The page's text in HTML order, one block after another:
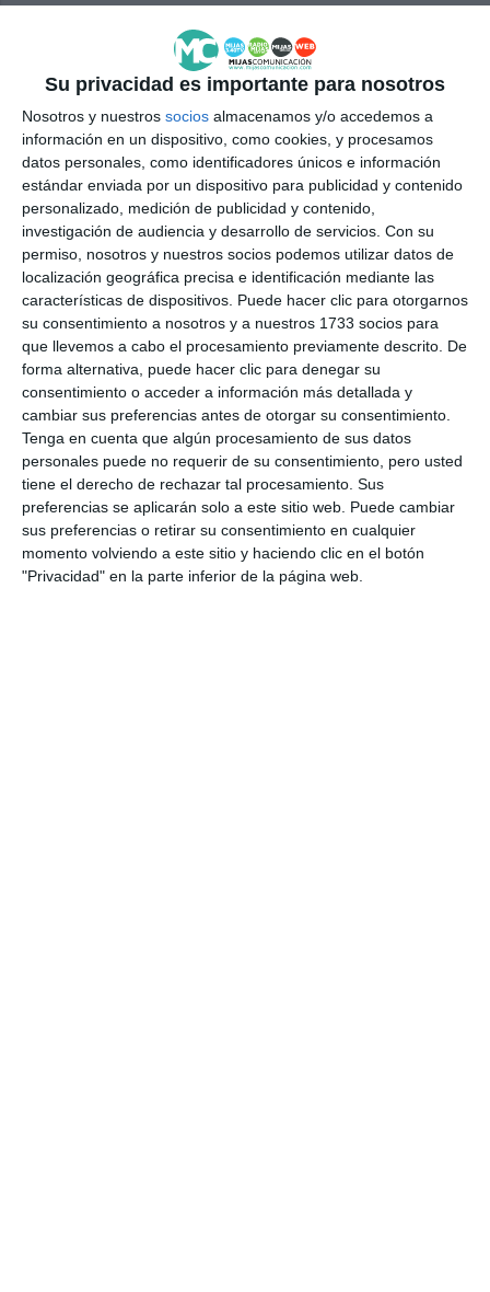
Su privacidad es importante para nosotros
Nosotros y nuestros socios almacenamos y/o accedemos a
información en un dispositivo, como cookies, y procesamos
datos personales, como identificadores únicos e información
estándar enviada por un dispositivo para publicidad y contenido
personalizado, medición de publicidad y contenido,
investigación de audiencia y desarrollo de servicios. Con su
permiso, nosotros y nuestros socios podemos utilizar datos de
localización geográfica precisa e identificación mediante las
características de dispositivos. Puede hacer clic para otorgarnos
su consentimiento a nosotros y a nuestros 1733 socios para
que llevemos a cabo el procesamiento previamente descrito. De
forma alternativa, puede hacer clic para denegar su
consentimiento o acceder a información más detallada y
cambiar sus preferencias antes de otorgar su consentimiento.
Tenga en cuenta que algún procesamiento de sus datos
personales puede no requerir de su consentimiento, pero usted
tiene el derecho de rechazar tal procesamiento. Sus
preferencias se aplicarán solo a este sitio web. Puede cambiar
sus preferencias o retirar su consentimiento en cualquier
momento volviendo a este sitio y haciendo clic en el botón
"Privacidad" en la parte inferior de la página web.